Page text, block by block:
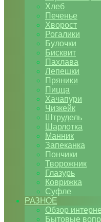
Хлеб
Печенье
Хворост
Рогалики
Булочки
Бисквит
Пахлава
Лепешки
Пряники
Пицца
Хачапури
Чизкейк
Штрудель
Шарлотка
Манник
Запеканка
Пончики
Творожник
Глазурь
Коврижка
Суфле
РАЗНОЕ
Обзор
Бытовые